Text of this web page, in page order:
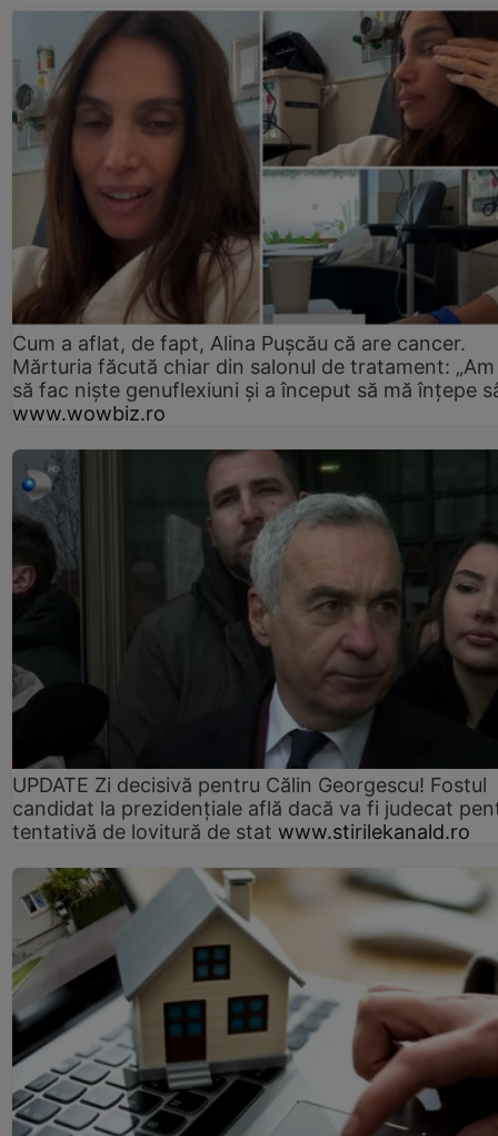
Cum a aflat, de fapt, Alina Pușcău că are cancer.
Mărturia făcută chiar din salonul de tratament:
să fac niște genuflexiuni și a început să mă înțepe
www.wowbiz.ro
UPDATE Zi decisivă pentru Călin Georgescu! Fostul
candidat la prezidențiale află dacă va fi judecat
tentativă de lovitură de stat www.stirilekanald.ro